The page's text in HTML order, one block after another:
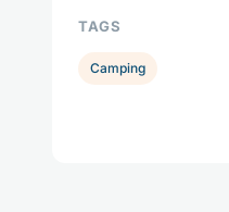
TAGS
Camping